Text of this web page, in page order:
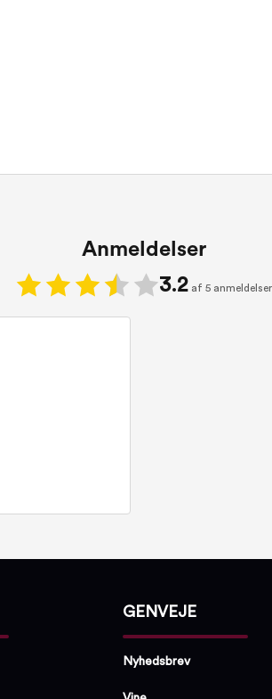
Anmeldelser
3.2 af 5 anmeldelser
GENVEJE
Nyhedsbrev